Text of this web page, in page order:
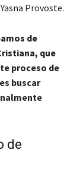
Provoste.
de
que
proceso de
buscar
de